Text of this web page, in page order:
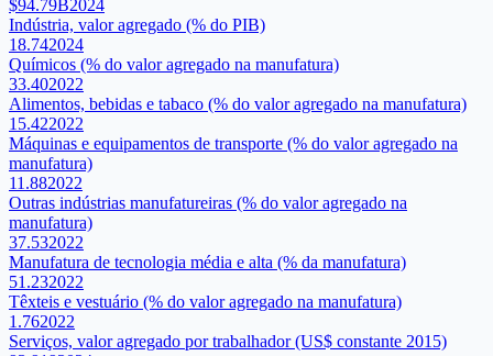
$94.79B2024
Indústria, valor agregado (% do PIB)
18.742024
Químicos (% do valor agregado na manufatura)
33.402022
Alimentos, bebidas e tabaco (% do valor agregado na manufatura)
15.422022
Máquinas e equipamentos de transporte (% do valor agregado na
manufatura)
11.882022
Outras indústrias manufatureiras (% do valor agregado na
manufatura)
37.532022
Manufatura de tecnologia média e alta (% da manufatura)
51.232022
Têxteis e vestuário (% do valor agregado na manufatura)
1.762022
Serviços, valor agregado por trabalhador (US$ constante 2015)